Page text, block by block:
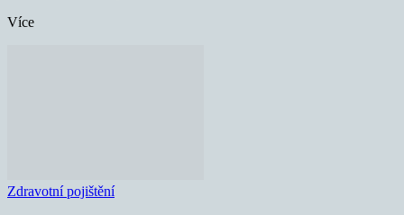
Více
Zdravotní pojištění